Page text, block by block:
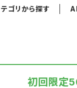
ゴリから探す
初回限定